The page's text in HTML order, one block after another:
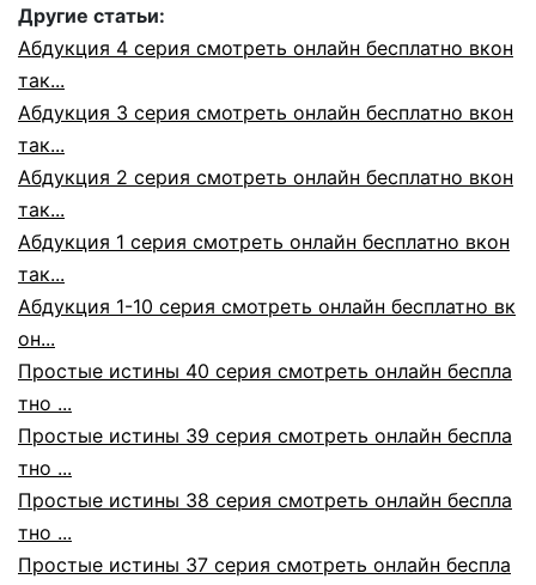
Другие статьи:
Абдукция 4 серия смотреть онлайн бесплатно вкон
так...
Абдукция 3 серия смотреть онлайн бесплатно вкон
так...
Абдукция 2 серия смотреть онлайн бесплатно вкон
так...
Абдукция 1 серия смотреть онлайн бесплатно вкон
так...
Абдукция 1-10 серия смотреть онлайн бесплатно вк
он...
Простые истины 40 серия смотреть онлайн беспла
тно ...
Простые истины 39 серия смотреть онлайн беспла
тно ...
Простые истины 38 серия смотреть онлайн беспла
тно ...
Простые истины 37 серия смотреть онлайн беспла